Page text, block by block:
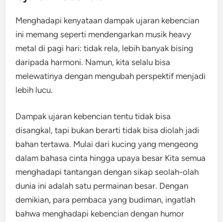
Menghadapi kenyataan dampak ujaran kebencian
ini memang seperti mendengarkan musik heavy
metal di pagi hari: tidak rela, lebih banyak bising
daripada harmoni. Namun, kita selalu bisa
melewatinya dengan mengubah perspektif menjadi
lebih lucu.
Dampak ujaran kebencian tentu tidak bisa
disangkal, tapi bukan berarti tidak bisa diolah jadi
bahan tertawa. Mulai dari kucing yang mengeong
dalam bahasa cinta hingga upaya besar Kita semua
menghadapi tantangan dengan sikap seolah-olah
dunia ini adalah satu permainan besar. Dengan
demikian, para pembaca yang budiman, ingatlah
bahwa menghadapi kebencian dengan humor